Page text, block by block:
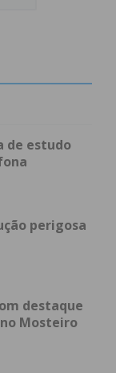
se
de estudo
perigosa
destaque
Mosteiro